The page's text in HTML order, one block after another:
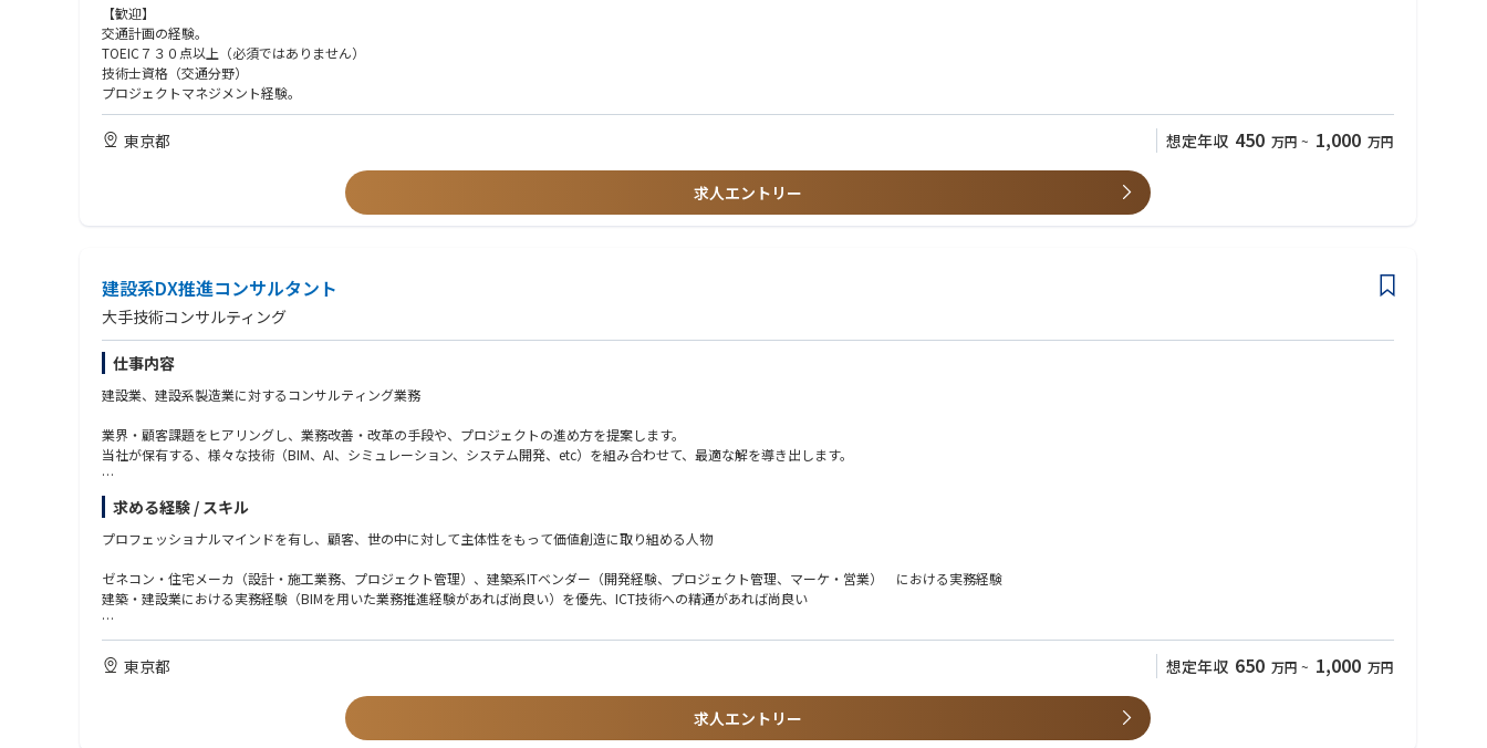
【歓迎】
交通計画の経験。
TOEIC７３０点以上（必須ではありません）
技術士資格（交通分野）
プロジェクトマネジメント経験。
東京都 想定年収 450 万円 ~ 1,000 万円
求人エントリー
建設系DX推進コンサルタント
大手技術コンサルティング
仕事内容
建設業、建設系製造業に対するコンサルティング業務
業界・顧客課題をヒアリングし、業務改善・改革の手段や、プロジェクトの進め方を提案します。
当社が保有する、様々な技術（BIM、AI、シミュレーション、システム開発、etc）を組み合わせて、最適な解を導き出します。
＜現在注力しているテーマ＞
建築知識＋BIMやCAD知識を用いて、営業～設計～施工までの様々な効率化を行っています。
現在～今後の取り組みとして、より魅力的な空間提供、既存物件活用、GXを見据えた木造推進等、を行っています。
サプライヤ自身のモノづくり支援に加えて、
建築に関わる全てのステークホルダーをつなぎ、早期の意思決定や意思伝達齟齬防止を図っています。
AIや3D計測技術を用いて、デジタルツインの実現や、アナログや属人的なナレッジ活用を進めています。
求める経験 / スキル
プロフェッショナルマインドを有し、顧客、世の中に対して主体性をもって価値創造に取り組める人物
ゼネコン・住宅メーカ（設計・施工業務、プロジェクト管理）、建築系ITベンダー（開発経験、プロジェクト管理、マーケ・営業） における実務経験
建築・建設業における実務経験（BIMを用いた業務推進経験があれば尚良い）を優先、ICT技術への精通があれば尚良い
【必須】
・建設業界での実務経験
・建設業界を変革したいと思うパッション＆ビジョン
東京都 想定年収 650 万円 ~ 1,000 万円
求人エントリー